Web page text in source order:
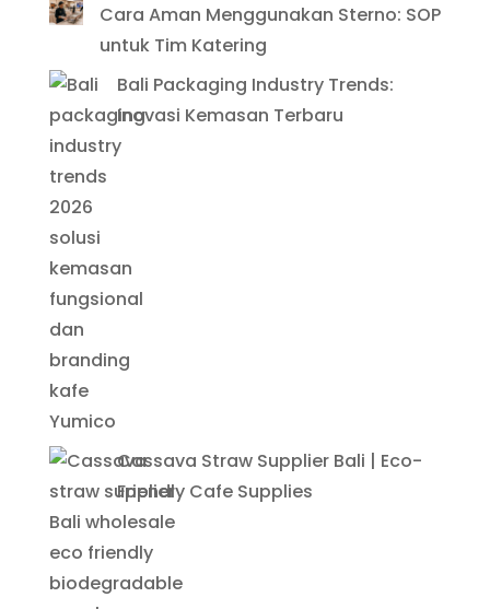
Cara Aman Menggunakan Sterno: SOP
untuk Tim Katering
Bali Packaging Industry Trends:
Inovasi Kemasan Terbaru
Cassava Straw Supplier Bali | Eco-
Friendly Cafe Supplies